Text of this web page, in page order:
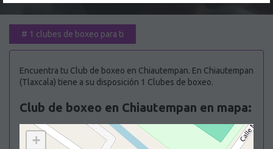
# 1 clubes de boxeo para ti
Encuentra tu Club de boxeo en Chiautempan. En Chiautempan
(Tlaxcala) tiene a su disposición 1 Clubes de boxeo.
Club de boxeo en Chiautempan en mapa:
+